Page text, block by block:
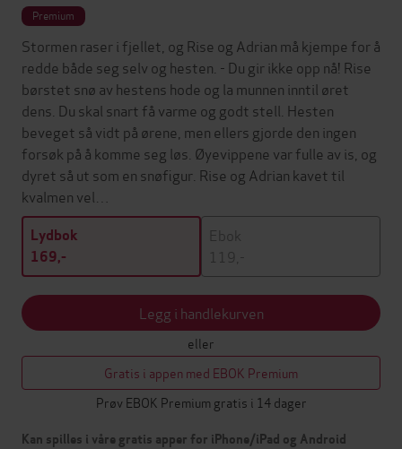
Premium
Stormen raser i fjellet, og Rise og Adrian må kjempe for å
redde både seg selv og hesten. - Du gir ikke opp nå! Rise
børstet snø av hestens hode og la munnen inntil øret
dens. Du skal snart få varme og godt stell. Hesten
beveget så vidt på ørene, men ellers gjorde den ingen
forsøk på å komme seg løs. Øyevippene var fulle av is, og
dyret så ut som en snøfigur. Rise og Adrian kavet til
kvalmen vel…
Lydbok
169,-
Ebok
119,-
Legg i handlekurven
eller
Gratis i appen med EBOK Premium
Prøv EBOK Premium gratis i 14 dager
Kan spilles i våre gratis apper for iPhone/iPad og Android